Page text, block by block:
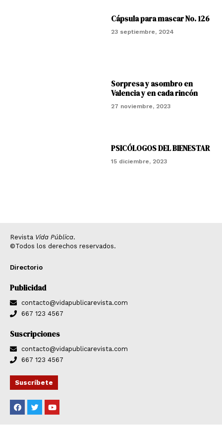
Cápsula para mascar No. 126
23 septiembre, 2024
Sorpresa y asombro en
Valencia y en cada rincón
27 noviembre, 2023
PSICÓLOGOS DEL BIENESTAR
15 diciembre, 2023
Revista Vida Pública.
©Todos los derechos reservados.
Directorio
Publicidad
contacto@vidapublicarevista.com
667 123 4567
Suscripciones
contacto@vidapublicarevista.com
667 123 4567
Suscríbete
F
a
c
T
w
i
Y
o
u